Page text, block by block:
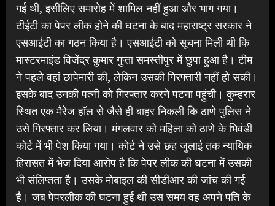
गई थी, इसीलिए समारोह में शामिल नहीं हुआ और भाग गया।
टीईटी का पेपर लीक होने की घटना के बाद महाराष्ट्र सरकार ने
एसआईटी का गठन किया है। एसआईटी को सूचना मिली थी कि
मास्टरमाइंड विजेंद्र कुमार गुप्ता समस्तीपुर में छुपा हुआ है। टीम
ने पहले वहां छापेमारी की, लेकिन उसकी गिरफ्तारी नहीं हो सकी।
इसके बाद उनकी पत्नी को गिरफ्तार करने पटना पहुंची। कुम्हरार
स्थित एक मैरेज हॉल से जैसे ही बाहर निकली कि ठाणे पुलिस ने
उसे गिरफ्तार कर लिया। मंगलवार को महिला को ठाणे के भिवंडी
कोर्ट में भी पेश किया गया। कोर्ट ने उसे छह जुलाई तक न्यायिक
हिरासत में भेज दिया आरोप है कि पेपर लीक की घटना में उसकी
भी संलिप्तता है। उसके मोबाइल की सीडीआर की जांच की गई
है। जब पेपरलीक की घटना हुई थी उस समय वह अपने पति के